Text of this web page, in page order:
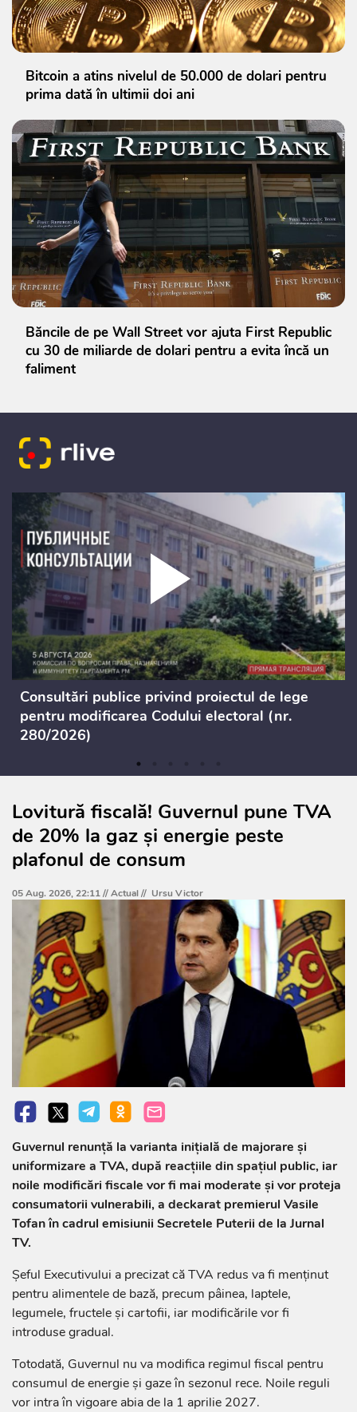
Bitcoin a atins nivelul de 50.000 de dolari pentru
prima dată în ultimii doi ani
Băncile de pe Wall Street vor ajuta First Republic
cu 30 de miliarde de dolari pentru a evita încă un
faliment
Consultări publice privind proiectul de lege
pentru modificarea Codului electoral (nr.
280/2026)
Lovitură fiscală! Guvernul pune TVA
de 20% la gaz și energie peste
plafonul de consum
05 Aug. 2026, 22:11 //Actual// Ursu Victor
Guvernul renunță la varianta inițială de majorare și
uniformizare a TVA, după reacțiile din spațiul public, iar
noile modificări fiscale vor fi mai moderate și vor proteja
consumatorii vulnerabili, a deckarat premierul Vasile
Tofan în cadrul emisiunii Secretele Puterii de la Jurnal
TV.
Șeful Executivului a precizat că TVA redus va fi menținut
pentru alimentele de bază, precum pâinea, laptele,
legumele, fructele și cartofii, iar modificările vor fi
introduse gradual.
Totodată, Guvernul nu va modifica regimul fiscal pentru
consumul de energie și gaze în sezonul rece. Noile reguli
vor intra în vigoare abia de la 1 aprilie 2027.